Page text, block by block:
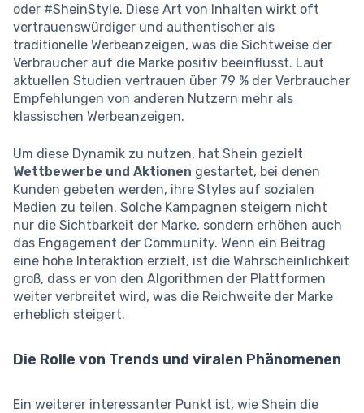
oder #SheinStyle. Diese Art von Inhalten wirkt oft
vertrauenswürdiger und authentischer als
traditionelle Werbeanzeigen, was die Sichtweise der
Verbraucher auf die Marke positiv beeinflusst. Laut
aktuellen Studien vertrauen über 79 % der Verbraucher
Empfehlungen von anderen Nutzern mehr als
klassischen Werbeanzeigen.
Um diese Dynamik zu nutzen, hat Shein gezielt
Wettbewerbe und Aktionen gestartet, bei denen
Kunden gebeten werden, ihre Styles auf sozialen
Medien zu teilen. Solche Kampagnen steigern nicht
nur die Sichtbarkeit der Marke, sondern erhöhen auch
das Engagement der Community. Wenn ein Beitrag
eine hohe Interaktion erzielt, ist die Wahrscheinlichkeit
groß, dass er von den Algorithmen der Plattformen
weiter verbreitet wird, was die Reichweite der Marke
erheblich steigert.
Die Rolle von Trends und viralen Phänomenen
Ein weiterer interessanter Punkt ist, wie Shein die